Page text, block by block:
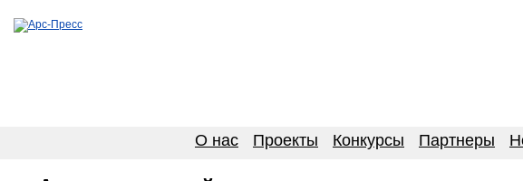
О нас Проекты Конкурсы Партнеры